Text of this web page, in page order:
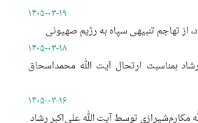
۱۴۰۵-۰۳-۱۹
از تهاجم تنبیهی سپاه به رژیم صهیونی
۱۴۰۵-۰۳-۱۸
بمناسبت ارتحال آیت الله محمداسحاق
۱۴۰۵-۰۳-۱۶
مکارم‌شیرازی توسط آیت الله علی‌اکبر رشاد